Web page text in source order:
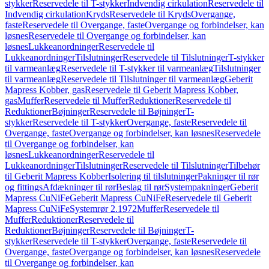
stykkerReservedele til T-stykkerIndvendig cirkulationReservedele til
Indvendig cirkulationKrydsReservedele til KrydsOvergange,
fasteReservedele til Overgange, fasteOvergange og forbindelser, kan
løsnesReservedele til Overgange og forbindelser, kan
løsnesLukkeanordningerReservedele til
LukkeanordningerTilslutningerReservedele til TilslutningerT-stykker
til varmeanlægReservedele til T-stykker til varmeanlægTilslutninger
til varmeanlægReservedele til Tilslutninger til varmeanlægGeberit
Mapress Kobber, gasReservedele til Geberit Mapress Kobber,
gasMufferReservedele til MufferReduktionerReservedele til
ReduktionerBøjningerReservedele til BøjningerT-
stykkerReservedele til T-stykkerOvergange, fasteReservedele til
Overgange, fasteOvergange og forbindelser, kan løsnesReservedele
til Overgange og forbindelser, kan
løsnesLukkeanordningerReservedele til
LukkeanordningerTilslutningerReservedele til TilslutningerTilbehør
til Geberit Mapress KobberIsolering til tilslutningerPakninger til rør
og fittingsAfdækninger til rørBeslag til rørSystempakningerGeberit
Mapress CuNiFeGeberit Mapress CuNiFeReservedele til Geberit
Mapress CuNiFeSystemrør 2.1972MufferReservedele til
MufferReduktionerReservedele til
ReduktionerBøjningerReservedele til BøjningerT-
stykkerReservedele til T-stykkerOvergange, fasteReservedele til
Overgange, fasteOvergange og forbindelser, kan løsnesReservedele
til Overgange og forbindelser, kan